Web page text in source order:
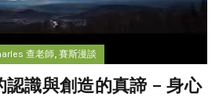
查老師, 賽斯漫談
認識與創造的真諦 – 身心